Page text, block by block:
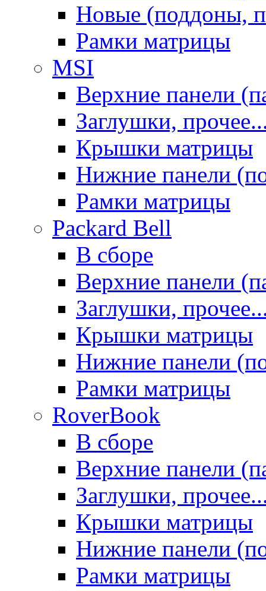
Новые (поддоны,
Рамки матрицы
MSI
Верхние панели
Заглушки,
Крышки матрицы
Нижние панели
Рамки матрицы
Packard Bell
В сборе
Верхние панели
Заглушки,
Крышки матрицы
Нижние панели
Рамки матрицы
RoverBook
В сборе
Верхние панели
Заглушки,
Крышки матрицы
Нижние панели
Рамки матрицы